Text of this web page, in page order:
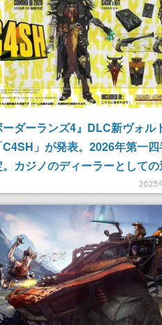
ーダーランズ4』DLC新ヴォル
C4SH」が発表。2026年第一
カジノのディーラーとして
ダイスやカードなど“ハイリス
な特徴を持つ
2025